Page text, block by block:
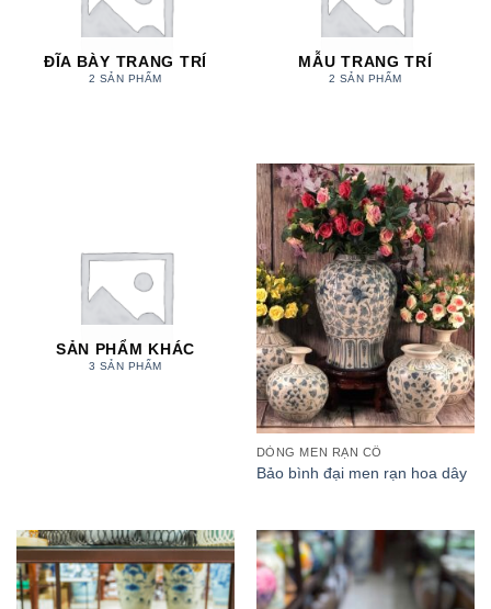
ĐĨA BÀY TRANG TRÍ
2 SẢN PHẨM
MẪU TRANG TRÍ
2 SẢN PHẨM
SẢN PHẨM KHÁC
3 SẢN PHẨM
DÒNG MEN RẠN CỔ
Bảo bình đại men rạn hoa dây